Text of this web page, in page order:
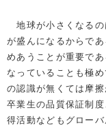
地球が小さくなるの
が盛んになるからで
めあうことが重要で
なっていることも極
の認識が無くては摩
卒業生の品質保証制
得活動などもグロー